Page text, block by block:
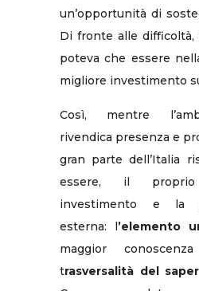
un’opportunità di
Di fronte alle difficoltà,
poteva che essere
migliore investimento
Così, mentre
rivendica presenza e
gran parte dell’Italia
essere, il
investimento e la
esterna: l’elemento
maggior
trasversalità del